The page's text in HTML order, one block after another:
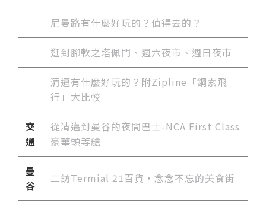
尼曼路有什麼好玩的？值得去的？
逛到腳軟之塔佩門、週六夜市、週日夜市
清邁有什麼好玩的？附Zipline「鋼索飛
行」大比較
交
通
從清邁到曼谷的夜間巴士-NCA First Class
豪華頭等艙
曼
谷
二訪Termial 21百貨，念念不忘的美食街